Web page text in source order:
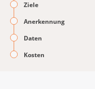
Ziele
Anerkennung
Daten
Kosten